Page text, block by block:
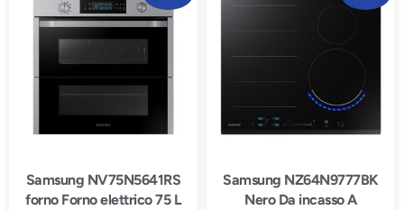
Samsung NV75N5641RS
forno Forno elettrico 75 L
Samsung NZ64N9777BK
Nero Da incasso A